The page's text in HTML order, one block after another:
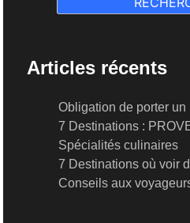
Articles récents
Obligation de porter un
7 Destinations :
Spécialités culinaires
7 Destinations où voir
Conseils aux